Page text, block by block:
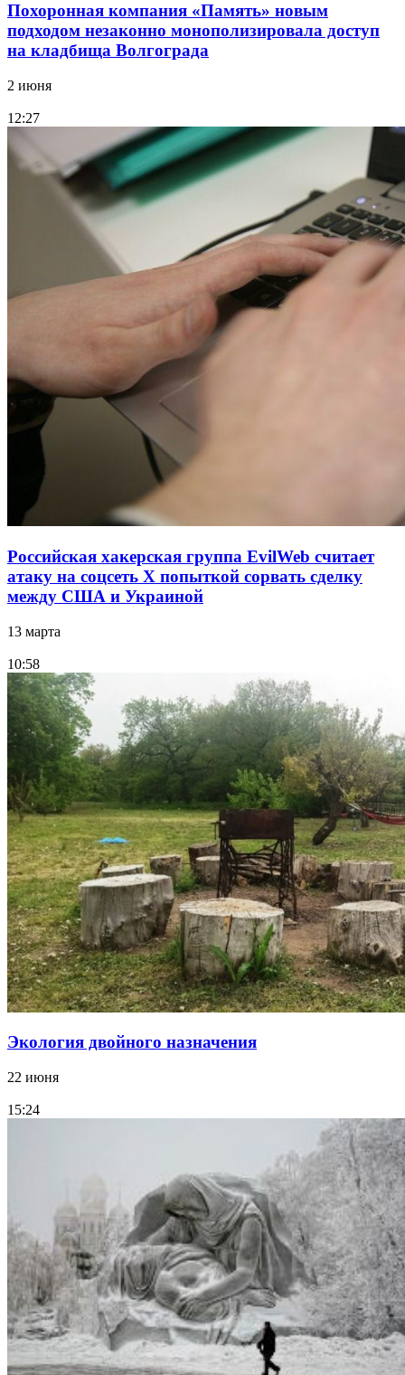
Похоронная компания «Память» новым
подходом незаконно монополизировала доступ
на кладбища Волгограда
2 июня
12:27
Российская хакерская группа EvilWeb считает
атаку на соцсеть Х попыткой сорвать сделку
между США и Украиной
13 марта
10:58
Экология двойного назначения
22 июня
15:24